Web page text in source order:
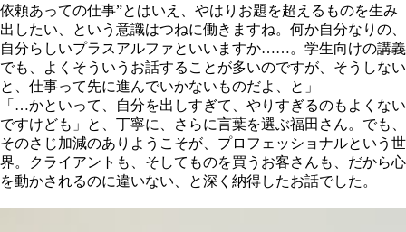
依頼あっての仕事”とはいえ、やはりお題を超えるものを生み
出したい、という意識はつねに働きますね。何か自分なりの、
自分らしいプラスアルファといいますか……。学生向けの講義
でも、よくそういうお話することが多いのですが、そうしない
と、仕事って先に進んでいかないものだよ、と」
「…かといって、自分を出しすぎて、やりすぎるのもよくない
ですけども」と、丁寧に、さらに言葉を選ぶ福田さん。でも、
そのさじ加減のありようこそが、プロフェッショナルという世
界。クライアントも、そしてものを買うお客さんも、だから心
を動かされるのに違いない、と深く納得したお話でした。